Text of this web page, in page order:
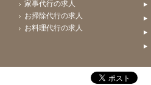
家事代行の求人
お掃除代行の求人
お料理代行の求人